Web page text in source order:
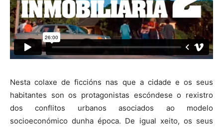
Nesta colaxe de ficcións nas que a cidade e os seus
habitantes son os protagonistas escóndese o rexistro
dos conflitos urbanos asociados ao modelo
socioeconómico dunha época. De igual xeito, os seus